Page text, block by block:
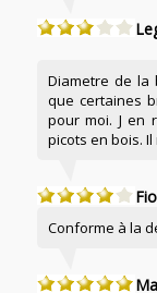
Diametre de la
que certaines
pour moi. J en
picots en bois.
Conforme à la